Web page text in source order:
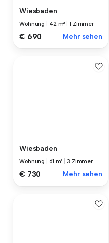
Wiesbaden
Wohnung 42 m² |1 Zimmer
€ 690 Mehr sehen
Wiesbaden
Wohnung 61 m² |3 Zimmer
€ 730 Mehr sehen